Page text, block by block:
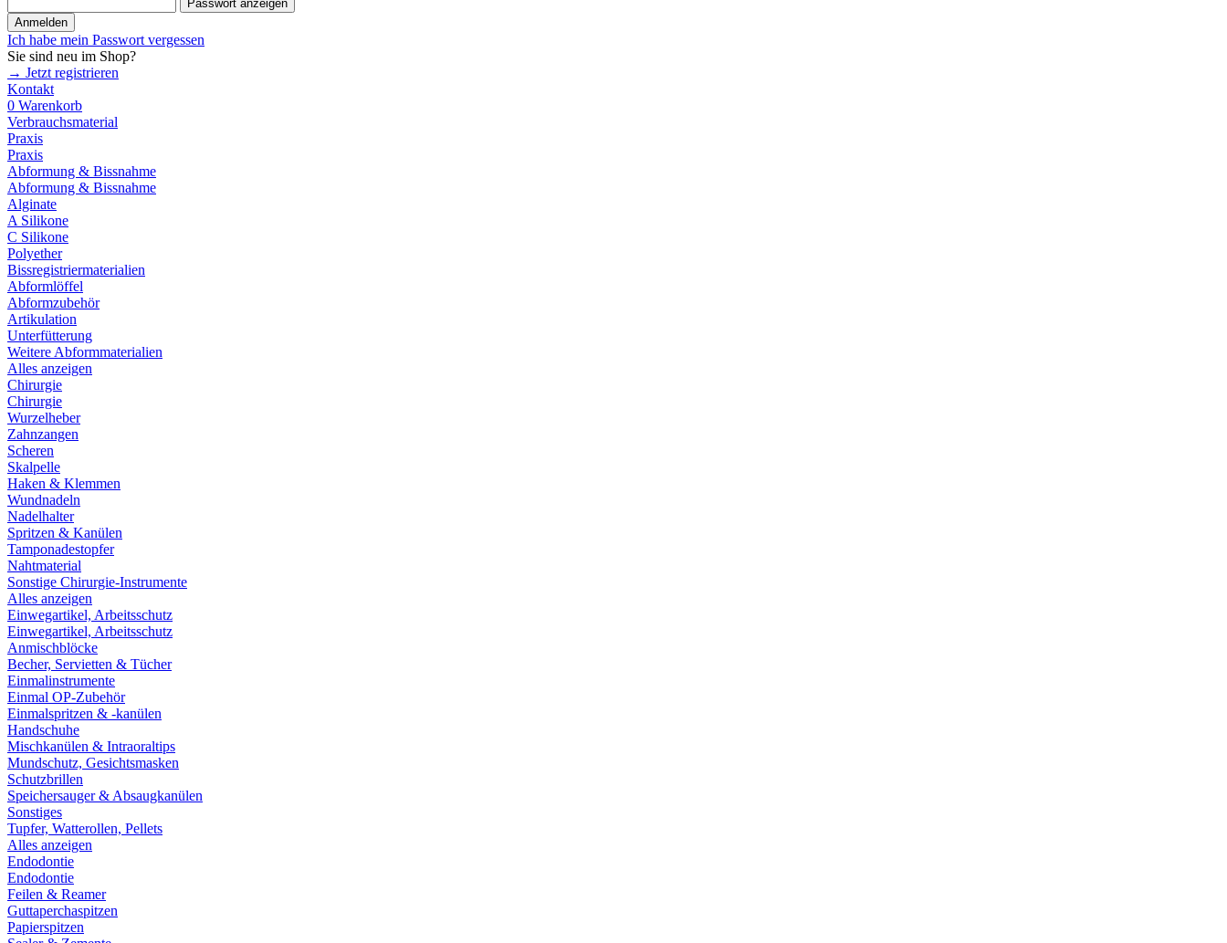
Passwort anzeigen
Anmelden
Ich habe mein Passwort vergessen
Sie sind neu im Shop?
→ Jetzt registrieren
Kontakt
0 Warenkorb
Verbrauchsmaterial
Praxis
Praxis
Abformung & Bissnahme
Abformung & Bissnahme
Alginate
A Silikone
C Silikone
Polyether
Bissregistriermaterialien
Abformlöffel
Abformzubehör
Artikulation
Unterfütterung
Weitere Abformmaterialien
Alles anzeigen
Chirurgie
Chirurgie
Wurzelheber
Zahnzangen
Scheren
Skalpelle
Haken & Klemmen
Wundnadeln
Nadelhalter
Spritzen & Kanülen
Tamponadestopfer
Nahtmaterial
Sonstige Chirurgie-Instrumente
Alles anzeigen
Einwegartikel, Arbeitsschutz
Einwegartikel, Arbeitsschutz
Anmischblöcke
Becher, Servietten & Tücher
Einmalinstrumente
Einmal OP-Zubehör
Einmalspritzen & -kanülen
Handschuhe
Mischkanülen & Intraoraltips
Mundschutz, Gesichtsmasken
Schutzbrillen
Speichersauger & Absaugkanülen
Sonstiges
Tupfer, Watterollen, Pellets
Alles anzeigen
Endodontie
Endodontie
Feilen & Reamer
Guttaperchaspitzen
Papierspitzen